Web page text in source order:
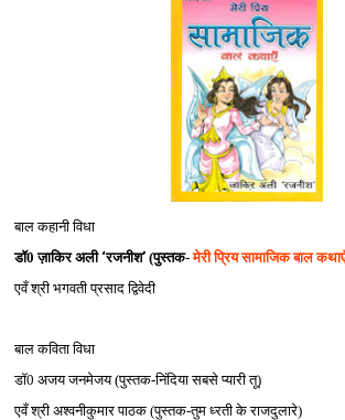
बाल कहानी विधा
डॉ0 ज़ाकिर अली ‘रजनीश’ (पुस्‍तक-मेरी प्रिय सामाजिक बाल
एवँ श्री भगवती प्रसाद द्विवेदी
बाल कविता विधा
डॉ0 अजय जनमेजय (पुस्‍तक-निंदिया सबसे प्‍यारी तू)
एवँ श्री अश्‍वनीकुमार पाठक (पुस्‍तक-तुम ध्‍रती के राजदुलारे)